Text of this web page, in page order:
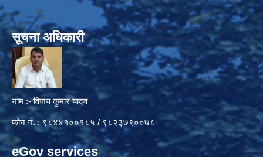
सूचना अधिकारी
नाम :- विजय कुमार यादव
फोन नं. : ९८४४१००१८५ / ९८२३७९००७८
eGov services